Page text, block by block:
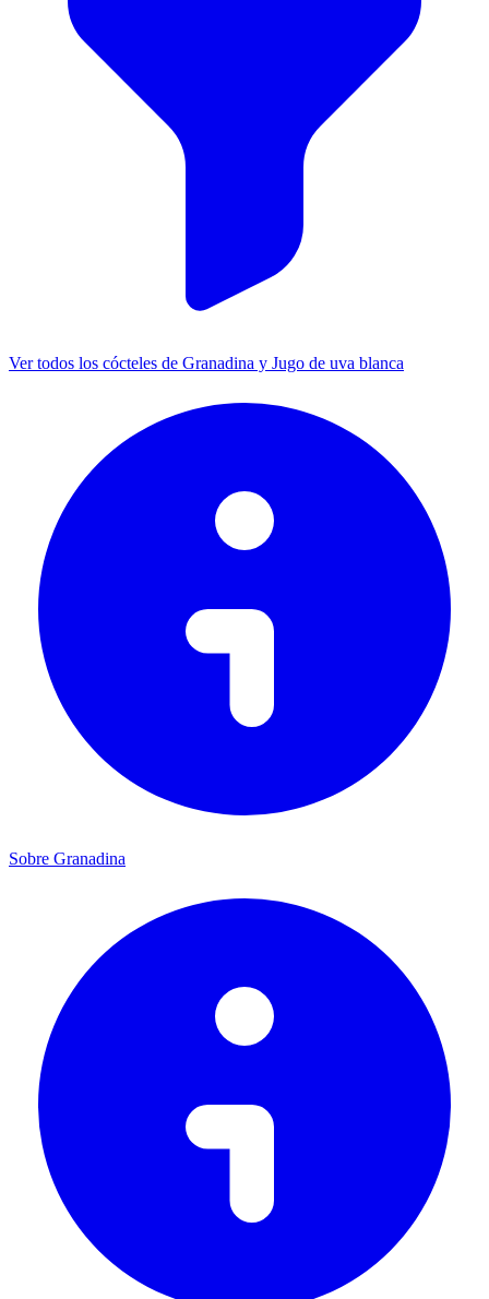
Ver todos los cócteles de Granadina y Jugo de uva blanca
Sobre Granadina